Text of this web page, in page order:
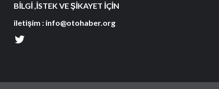
BİLGİ ,İSTEK VE ŞİKAYET İÇİN
iletişim : info@otohaber.org